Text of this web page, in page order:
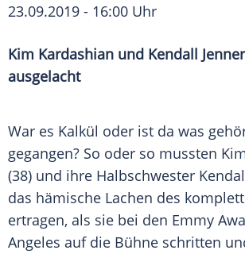
23.09.2019 - 16:00 Uhr
Kim Kardashian und Kendall Jenner
ausgelacht
War es Kalkül oder ist da was
gegangen? So oder so mussten
(38) und ihre Halbschwester
das hämische Lachen des
ertragen, als sie bei den Emmy
Angeles auf die Bühne schritten